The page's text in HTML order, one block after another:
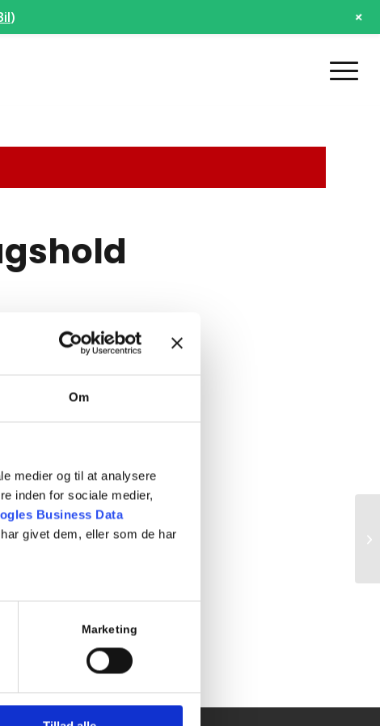
Om
medier og til at analysere
inden for sociale medier,
Business Data
givet dem, eller som de har
Marketing
) +